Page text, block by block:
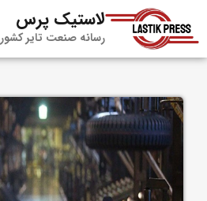
لاستیک پرس
رسانه صنعت تایر کشور